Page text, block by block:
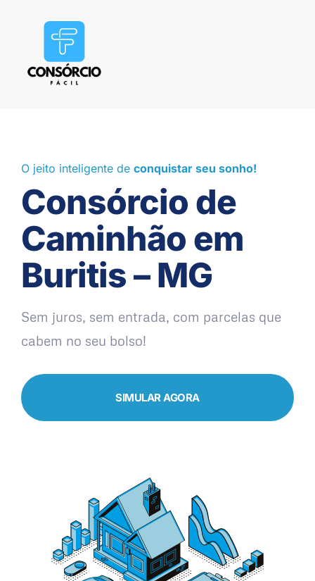
O jeito inteligente de conquistar seu sonho!
Consórcio de
Caminhão em
Buritis – MG
Sem juros, sem entrada, com parcelas que
cabem no seu bolso!
SIMULAR AGORA